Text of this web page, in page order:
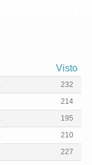
Visto
232
214
195
210
227